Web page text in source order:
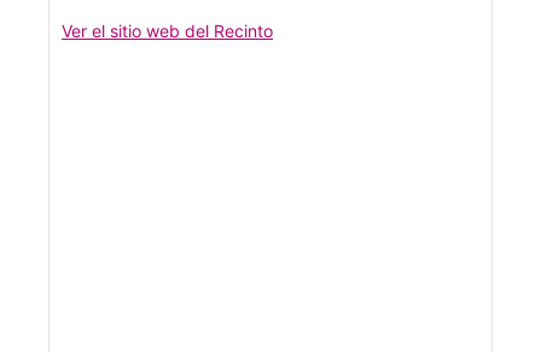
Ver el sitio web del Recinto